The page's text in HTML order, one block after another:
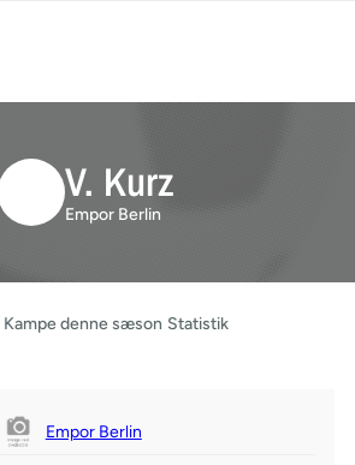
V. Kurz
Empor Berlin
Kampe denne sæson Statistik
Empor Berlin